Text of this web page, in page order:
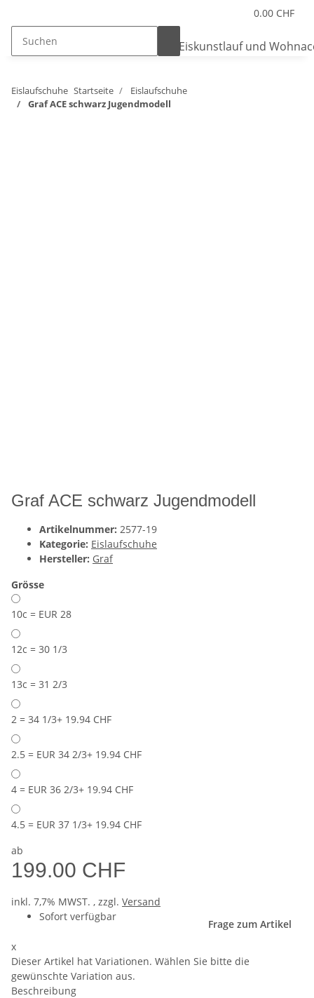
0.00 CHF
Eislaufschuhe Startseite
Eislaufschuhe
Graf ACE schwarz Jugendmodell
Graf ACE schwarz Jugendmodell
Artikelnummer: 2577-19
Kategorie: Eislaufschuhe
Hersteller: Graf
Grösse
10c = EUR 28
12c = 30 1/3
13c = 31 2/3
2 = 34 1/3+ 19.94 CHF
2.5 = EUR 34 2/3+ 19.94 CHF
4 = EUR 36 2/3+ 19.94 CHF
4.5 = EUR 37 1/3+ 19.94 CHF
ab
199.00 CHF
inkl. 7,7% MWST. , zzgl. Versand
Sofort verfügbar
Frage zum Artikel
x
Dieser Artikel hat Variationen. Wählen Sie bitte die
gewünschte Variation aus.
Beschreibung